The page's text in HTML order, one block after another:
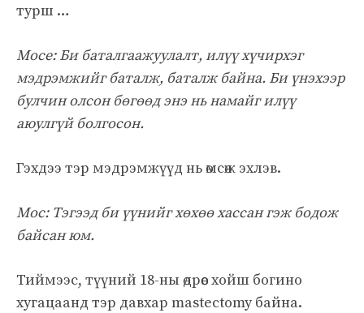
турш …
Мосе: Би баталгаажуулалт, илүү хүчирхэг
мэдрэмжийг баталж, баталж байна. Би үнэхээр
булчин олсон бөгөөд энэ нь намайг илүү
аюулгүй болгосон.
Гэхдээ тэр мэдрэмжүүд нь өмсөж эхлэв.
Мос: Тэгээд би үүнийг хөхөө хассан гэж бодож
байсан юм.
Тиймээс, түүний 18-ны өдрөөс хойш богино
хугацаанд тэр давхар mastectomy байна.